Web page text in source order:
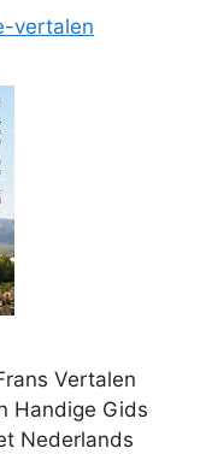
vertalen
Vertalen
Handige Gids
Nederlands